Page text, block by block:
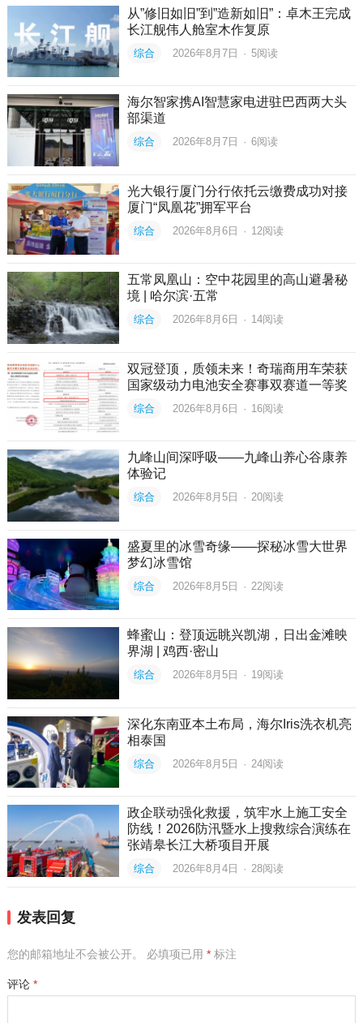
从”修旧如旧”到”造新如旧”：卓木王完成
长江舰伟人舱室木作复原
综合 2026年8月7日 · 5阅读
海尔智家携AI智慧家电进驻巴西两大头
部渠道
综合 2026年8月7日 · 6阅读
光大银行厦门分行依托云缴费成功对接
厦门“凤凰花”拥军平台
综合 2026年8月6日 · 12阅读
五常凤凰山：空中花园里的高山避暑秘
境 | 哈尔滨·五常
综合 2026年8月6日 · 14阅读
双冠登顶，质领未来！奇瑞商用车荣获
国家级动力电池安全赛事双赛道一等奖
综合 2026年8月6日 · 16阅读
九峰山间深呼吸——九峰山养心谷康养
体验记
综合 2026年8月5日 · 20阅读
盛夏里的冰雪奇缘——探秘冰雪大世界
梦幻冰雪馆
综合 2026年8月5日 · 22阅读
蜂蜜山：登顶远眺兴凯湖，日出金滩映
界湖 | 鸡西·密山
综合 2026年8月5日 · 19阅读
深化东南亚本土布局，海尔Iris洗衣机亮
相泰国
综合 2026年8月5日 · 24阅读
政企联动强化救援，筑牢水上施工安全
防线！2026防汛暨水上搜救综合演练在
张靖皋长江大桥项目开展
综合 2026年8月4日 · 28阅读
发表回复
您的邮箱地址不会被公开。 必填项已用 *标注
评论 *